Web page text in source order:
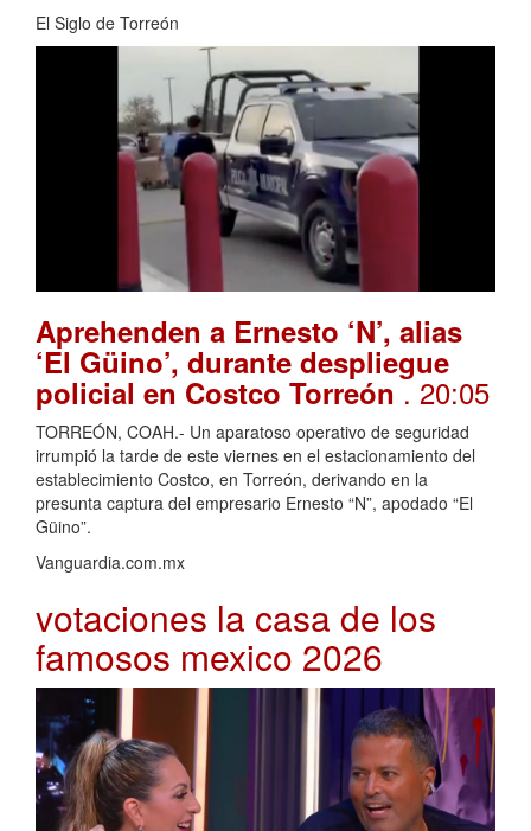
El Siglo de Torreón
Aprehenden a Ernesto ‘N’, alias
‘El Güino’, durante despliegue
policial en Costco Torreón. 20:05
TORREÓN, COAH.- Un aparatoso operativo de seguridad
irrumpió la tarde de este viernes en el estacionamiento del
establecimiento Costco, en Torreón, derivando en la
presunta captura del empresario Ernesto “N”, apodado “El
Güino”.
Vanguardia.com.mx
votaciones la casa de los
famosos mexico 2026